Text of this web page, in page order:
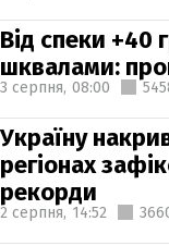
Від спеки +40
шквалами:
3 серпня, 08:00
Україну
регіонах
рекорди
2 серпня, 14:52